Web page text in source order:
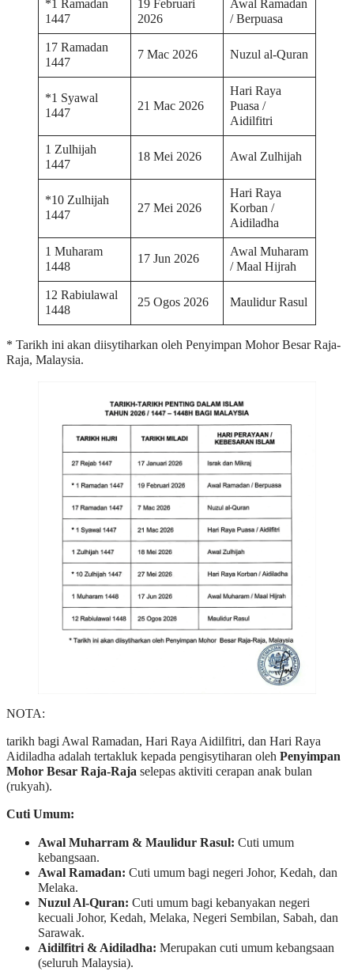
*1 Ramadan
1447
19 Februari
2026
Awal Ramadan
/ Berpuasa
17 Ramadan
1447
7 Mac 2026 Nuzul al-Quran
*1 Syawal
1447
21 Mac 2026
Hari Raya
Puasa /
Aidilfitri
1 Zulhijah
1447
18 Mei 2026 Awal Zulhijah
*10 Zulhijah
1447
27 Mei 2026
Hari Raya
Korban /
Aidiladha
1 Muharam
1448
17 Jun 2026
Awal Muharam
/ Maal Hijrah
12 Rabiulawal
1448
25 Ogos 2026 Maulidur Rasul
* Tarikh ini akan diisytiharkan oleh Penyimpan Mohor Besar Raja-
Raja, Malaysia.
NOTA:
tarikh bagi Awal Ramadan, Hari Raya Aidilfitri, dan Hari Raya
Aidiladha adalah tertakluk kepada pengisytiharan oleh Penyimpan
Mohor Besar Raja-Raja selepas aktiviti cerapan anak bulan
(rukyah).
Cuti Umum:
Awal Muharram & Maulidur Rasul: Cuti umum
kebangsaan.
Awal Ramadan: Cuti umum bagi negeri Johor, Kedah, dan
Melaka.
Nuzul Al-Quran: Cuti umum bagi kebanyakan negeri
kecuali Johor, Kedah, Melaka, Negeri Sembilan, Sabah, dan
Sarawak.
Aidilfitri & Aidiladha: Merupakan cuti umum kebangsaan
(seluruh Malaysia).